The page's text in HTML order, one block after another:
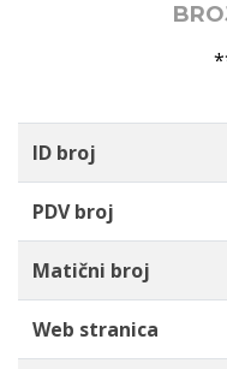
ID broj
PDV broj
Matični broj
Web stranica